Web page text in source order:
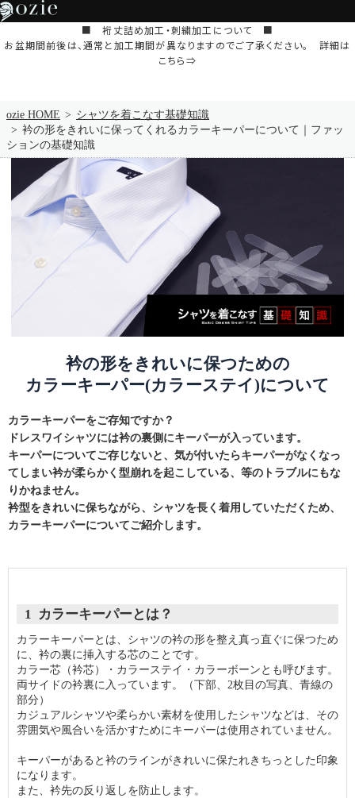
■ 裄丈詰め加工・刺繍加工について ■
お盆期間前後は、通常と加工期間が異なりますのでご了承ください。 詳細は
こちら⇒
ozie HOME
シャツを着こなす基礎知識
衿の形をきれいに保ってくれるカラーキーパーについて｜ファッ
ションの基礎知識
衿の形をきれいに保つための
カラーキーパー(カラーステイ)について
カラーキーパーをご存知ですか？
ドレスワイシャツには衿の裏側にキーパーが入っています。
キーパーについてご存じないと、気が付いたらキーパーがなくなっ
てしまい衿が柔らかく型崩れを起こしている、等のトラブルにもな
りかねません。
衿型をきれいに保ちながら、シャツを長く着用していただくため、
カラーキーパーについてご紹介します。
1 カラーキーパーとは？
カラーキーパーとは、シャツの衿の形を整え真っ直ぐに保つため
に、衿の裏に挿入する芯のことです。
カラー芯（衿芯）・カラーステイ・カラーボーンとも呼びます。
両サイドの衿裏に入っています。（下部、2枚目の写真、青線の
部分）
カジュアルシャツや柔らかい素材を使用したシャツなどは、その
雰囲気や風合いを活かすためにキーパーは使用されていません。
キーパーがあると衿のラインがきれいに保たれきちっとした印象
になります。
また、衿先の反り返しを防止します。